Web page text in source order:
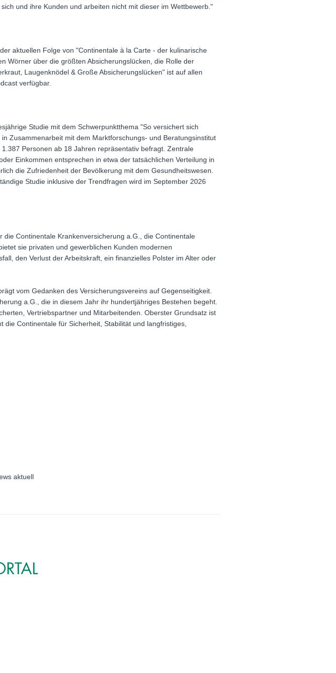
und ihre Kunden und arbeiten nicht mit dieser im Wettbewerb."
aktuellen Folge von "Continentale à la Carte - der kulinarische
Wörner über die größten Absicherungslücken, die Rolle der
Laugenknödel & Große Absicherungslücken" ist auf allen
verfügbar.
Studie mit dem Schwerpunktthema "So versichert sich
Zusammenarbeit mit dem Marktforschungs- und Beratungsinstitut
Personen ab 18 Jahren repräsentativ befragt. Zentrale
Einkommen entsprechen in etwa der tatsächlichen Verteilung in
die Zufriedenheit der Bevölkerung mit dem Gesundheitswesen.
Studie inklusive der Trendfragen wird im September 2026
Continentale Krankenversicherung a.G., die Continentale
sie privaten und gewerblichen Kunden modernen
den Verlust der Arbeitskraft, ein finanzielles Polster im Alter oder
vom Gedanken des Versicherungsvereins auf Gegenseitigkeit.
a.G., die in diesem Jahr ihr hundertjähriges Bestehen begeht.
Vertriebspartner und Mitarbeitenden. Oberster Grundsatz ist
Continentale für Sicherheit, Stabilität und langfristiges,
aktuell